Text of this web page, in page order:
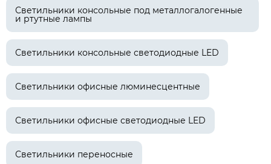
Светильники консольные под металлогалогенные
и ртутные лампы
Светильники консольные светодиодные LED
Светильники офисные люминесцентные
Светильники офисные светодиодные LED
Светильники переносные